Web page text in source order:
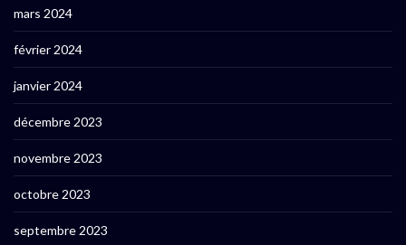
mars 2024
février 2024
janvier 2024
décembre 2023
novembre 2023
octobre 2023
septembre 2023